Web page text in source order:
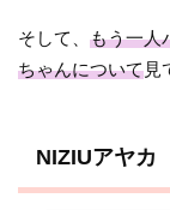
そして、もう一人
ちゃんについて見
NIZIUアヤカ